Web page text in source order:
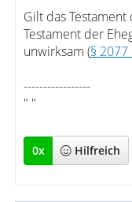
Gilt das
Testament der
unwirksam (§ 2077
-----------------
" "
0x Hilfreich